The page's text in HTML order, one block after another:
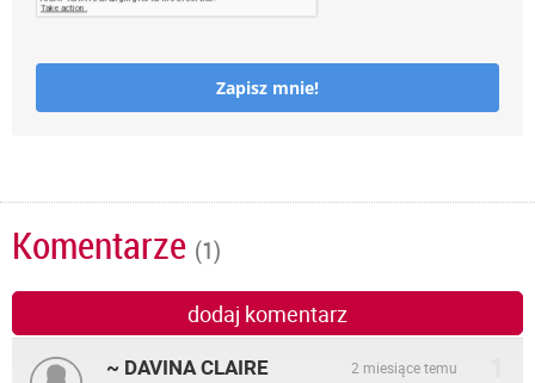
Zapisz mnie!
Komentarze (1)
dodaj komentarz
~ DAVINA CLAIRE 2 miesiące temu